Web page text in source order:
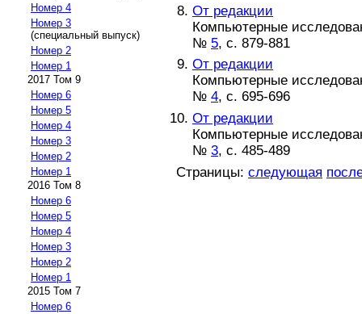
Номер 4
Номер 3
(специальный выпуск)
Номер 2
Номер 1
2017 Том 9
Номер 6
Номер 5
Номер 4
Номер 3
Номер 2
Номер 1
2016 Том 8
Номер 6
Номер 5
Номер 4
Номер 3
Номер 2
Номер 1
2015 Том 7
Номер 6
От редакции
Компьютерные
№ 5, с. 879-881
От редакции
Компьютерные
№ 4, с. 695-696
От редакции
Компьютерные
№ 3, с. 485-489
Страницы: следующая